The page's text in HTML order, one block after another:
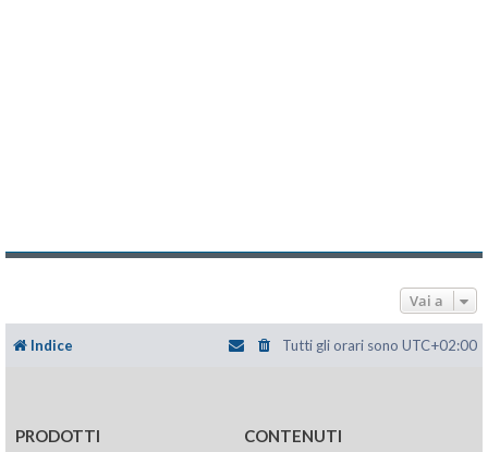
Vai a
Indice Tutti gli orari sono UTC+02:00
PRODOTTI CONTENUTI